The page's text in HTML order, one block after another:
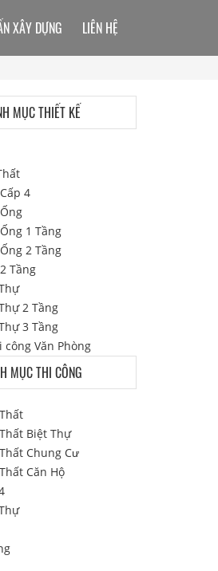
XÂY DỰNG LIÊN HỆ
MỤC THIẾT KẾ
4
1 Tầng
2 Tầng
Tầng
2 Tầng
3 Tầng
công Văn Phòng
MỤC THI CÔNG
Biệt Thự
Chung Cư
Căn Hộ